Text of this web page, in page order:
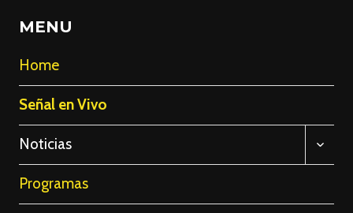
MENU
Home
Señal en Vivo
Noticias
HIJO
Programas